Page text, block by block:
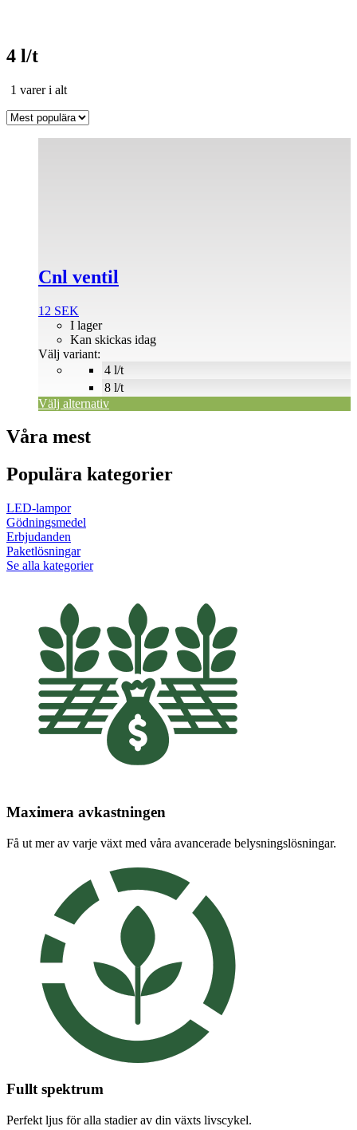
4 l/t
1 varer i altSortera
popularitet
Cnl ventil
12 SEK
4 l/t
8 l/t
I lager
Kan skickas idag
Välj variant:
Välj alternativ
kan
väljas
produktsidan
Våra mest
Populära kategorier
LED-lampor
Gödningsmedel
Erbjudanden
Paketlösningar
Se alla kategorier
Maximera avkastningen
Få ut mer av varje växt med våra avancerade belysningslösningar.
Fullt spektrum
Perfekt ljus för alla stadier av din växts livscykel.